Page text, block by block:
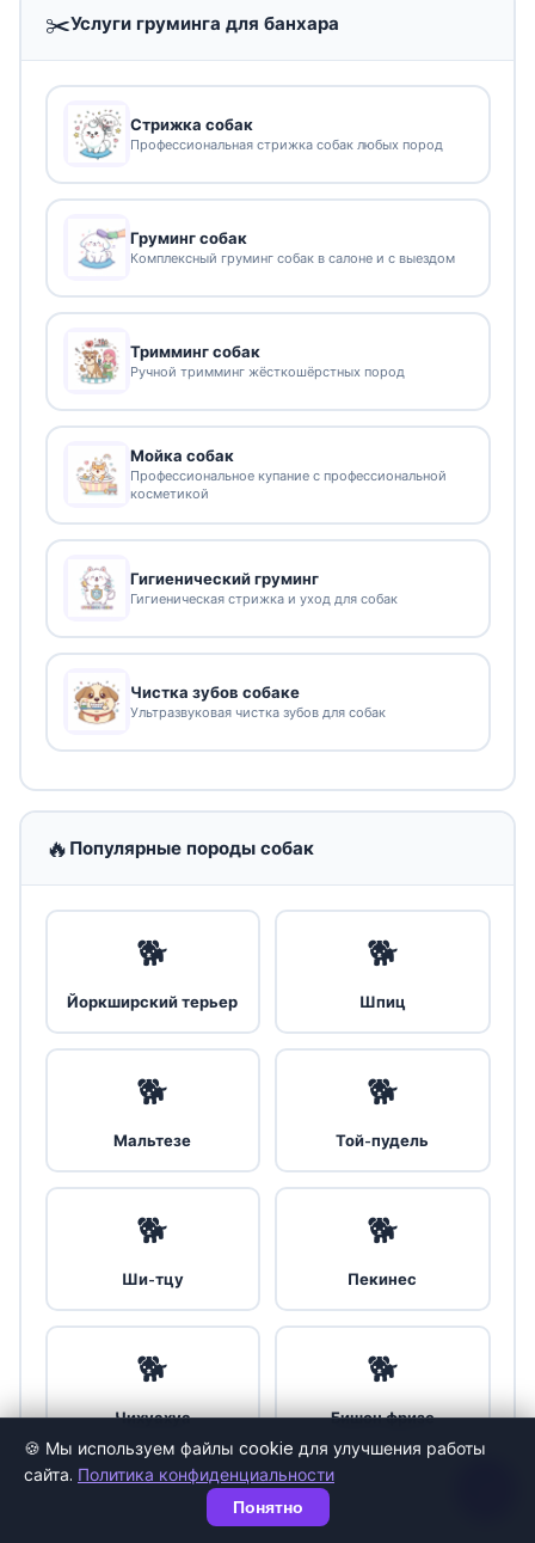
🍪 Мы используем файлы cookie для улучшения работы
сайта. Политика конфиденциальности
Понятно
✂️Услуги груминга для банхара
Стрижка собак
Профессиональная стрижка собак любых пород
Груминг собак
Комплексный груминг собак в салоне и с выездом
Тримминг собак
Ручной тримминг жёсткошёрстных пород
Мойка собак
Профессиональное купание с профессиональной
косметикой
Гигиенический груминг
Гигиеническая стрижка и уход для собак
Чистка зубов собаке
Ультразвуковая чистка зубов для собак
🔥 Популярные породы собак
🐕
Йоркширский терьер
🐕
Шпиц
🐕
Мальтезе
🐕
Той-пудель
🐕
Ши-тцу
🐕
Пекинес
🐕
Чихуахуа
🐕
Бишон фризе